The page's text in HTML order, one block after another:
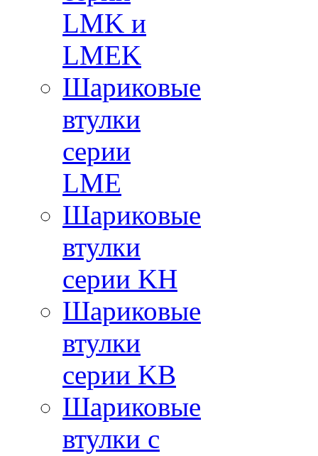
LMK и
LMEK
Шариковые
втулки
серии
LME
Шариковые
втулки
серии KH
Шариковые
втулки
серии KB
Шариковые
втулки с